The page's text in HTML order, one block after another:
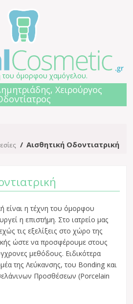
του όμορφου χαμόγελου.
Χειρούργος
Αισθητική Οδοντιατρική
είναι η τέχνη του όμορφου
η επιστήμη. Στο ιατρείο μας
τις εξελίξεις στο χώρο της
ώστε να προσφέρουμε στους
μεθόδους. Ειδικότερα
της Λεύκανσης, του Bonding και
Προσθέσεων (Porcelain